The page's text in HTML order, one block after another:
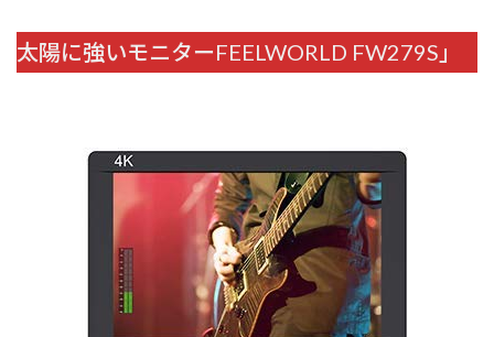
太陽に強いモニターFEELWORLD FW279S」